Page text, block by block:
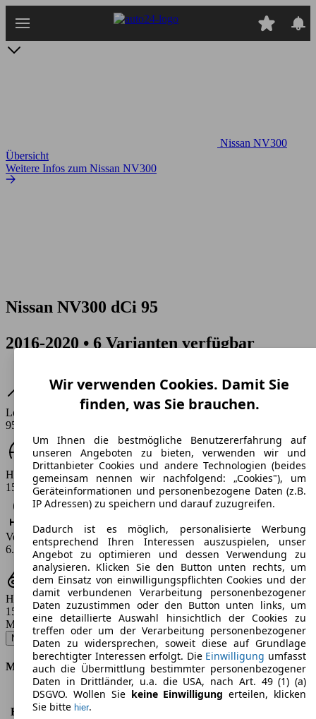
Hauptinhalt
Nissan NV300
Übersicht
Weitere Infos zum Nissan NV300
Nissan NV300 dCi 95
2016-2020 • 6 Varianten verfügbar
Leistung
95 PS
Höchstgeschwindigkeit (km/h)
151 - 154 km/h
Verbrauch
6.5 l/100km
Hubraum
1598 ccm
Modellbezeichnung:
NV300 L1H1 2,7 dCi 95 Eco - 70 KW (95 PS) (2016/08 - 2019/06) ▼
Motor & Leistung
KW (PS)
70 kW (95 PS)
Beschleunigung (0-100 km/h)
Wir verwenden Cookies. Damit Sie
finden, was Sie brauchen.
Um Ihnen die bestmögliche Benutzererfahrung auf
unseren Angeboten zu bieten, verwenden wir und
Drittanbieter Cookies und andere Technologien (beides
gemeinsam nennen wir nachfolgend: „Cookies"), um
Geräteinformationen und personenbezogene Daten (z.B.
IP Adressen) zu speichern und darauf zuzugreifen.
Dadurch ist es möglich, personalisierte Werbung
entsprechend Ihren Interessen auszuspielen, unser
Angebot zu optimieren und dessen Verwendung zu
analysieren. Klicken Sie den Button unten rechts, um
dem Einsatz von einwilligungspflichten Cookies und der
damit verbundenen Verarbeitung personenbezogener
Daten zuzustimmen oder den Button unten links, um
eine detaillierte Auswahl hinsichtlich der Cookies zu
treffen oder um der Verarbeitung personenbezogener
Daten zu widersprechen, soweit diese auf Grundlage
berechtigter Interessen erfolgt. Die Einwilligung umfasst
auch die Übermittlung bestimmter personenbezogener
Daten in Drittländer, u.a. die USA, nach Art. 49 (1) (a)
DSGVO. Wollen Sie keine Einwilligung erteilen, klicken
Sie bitte hier.